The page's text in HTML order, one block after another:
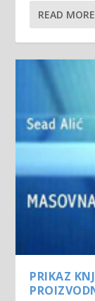
READ MORE
PRIKAZ